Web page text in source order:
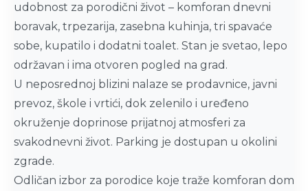
udobnost za porodični život – komforan dnevni
boravak, trpezarija, zasebna kuhinja, tri spavaće
sobe, kupatilo i dodatni toalet. Stan je svetao, lepo
održavan i ima otvoren pogled na grad.
U neposrednoj blizini nalaze se prodavnice, javni
prevoz, škole i vrtići, dok zelenilo i uređeno
okruženje doprinose prijatnoj atmosferi za
svakodnevni život. Parking je dostupan u okolini
zgrade.
Odličan izbor za porodice koje traže komforan dom